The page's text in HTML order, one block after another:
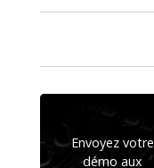
Envoyez votre
démo aux